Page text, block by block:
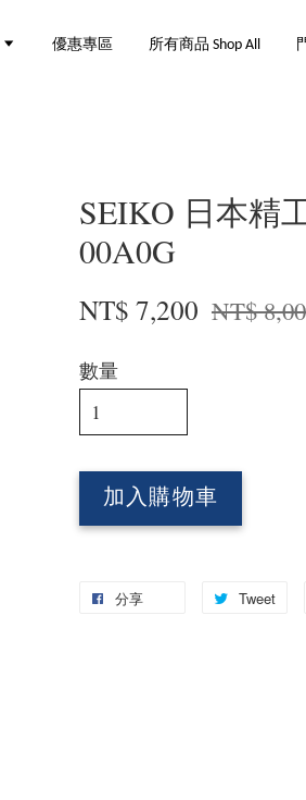
優惠專區 所有商品 Shop All
SEIKO 日本精
00A0G
NT$ 7,200 NT$
數量
加入購物車
分享 Tweet